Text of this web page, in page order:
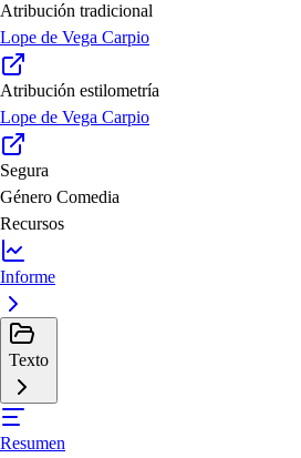
Atribución tradicional
Lope de Vega Carpio
Atribución estilometría
Lope de Vega Carpio
Segura
Género Comedia
Recursos
Informe
Texto
Resumen